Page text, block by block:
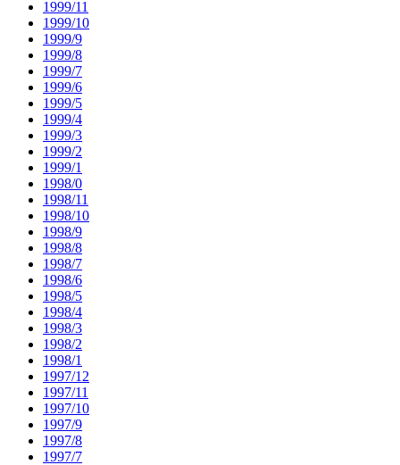
1999/11
1999/10
1999/9
1999/8
1999/7
1999/6
1999/5
1999/4
1999/3
1999/2
1999/1
1998/0
1998/11
1998/10
1998/9
1998/8
1998/7
1998/6
1998/5
1998/4
1998/3
1998/2
1998/1
1997/12
1997/11
1997/10
1997/9
1997/8
1997/7